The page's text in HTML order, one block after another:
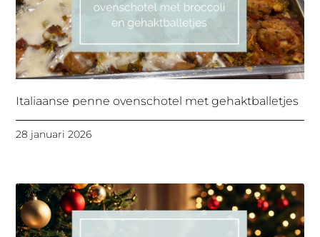
Italiaanse penne ovenschotel met gehaktballetjes
28 januari 2026